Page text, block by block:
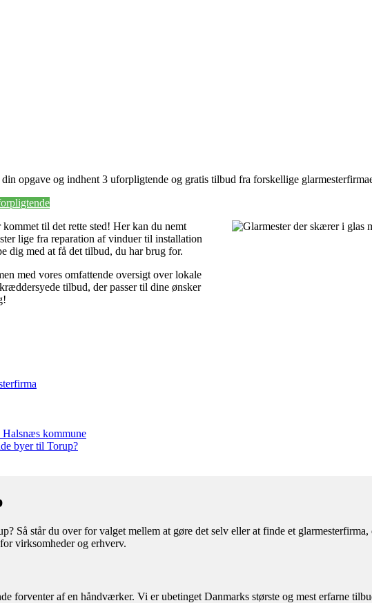
opgave og indhent 3 uforpligtende og gratis tilbud fra forskellige
til det rette sted! Her kan du nemt
lige fra reparation af vinduer til installation
dig med at få det tilbud, du har brug for.
med vores omfattende oversigt over lokale
tilbud, der passer til dine ønsker
Halsnæs kommune
byer til Torup?
Så står du over for valget mellem at gøre det selv eller at finde et
virksomheder og erhverv.
forventer af en håndværker. Vi er ubetinget Danmarks største og mest erfarne